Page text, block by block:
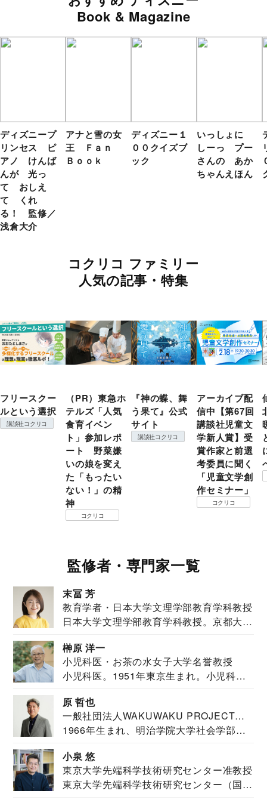
Book & Magazine
ディズニープ
リンセス ピ
アノ けんば
んが 光っ
て おしえ
て くれ
る！ 監修／
浅倉大介
アナと雪の女
王 Ｆａｎ
Ｂｏｏｋ
ディズニー１
００クイズブ
ック
いっしょに
しーっ プー
さんの あか
ちゃんえほん
コクリコ ファミリー
人気の記事・特集
フリースクー
ルという選択
講談社コクリコ
（PR）東急ホ
テルズ「人気
食育イベン
ト」参加レポ
ート 野菜嫌
いの娘を変え
た「もったい
ない！」の精
神
コクリコ
『神の蝶、舞
う果て』公式
サイト
講談社コクリコ
アーカイブ配
信中【第67回
講談社児童文
学新人賞】受
賞作家と前選
考委員に聞く
「児童文学創
作セミナー」
コクリコ
監修者・専門家一覧
末冨 芳
教育学者・日本大学文理学部教育学科教授
日本大学文理学部教育学科教授。京都大学
榊原 洋一
小児科医・お茶の水女子大学名誉教授
小児科医。1951年東京生まれ。小児科
原 哲也
一般社団法人WAKUWAKU PROJECT
JAPAN代表・言語聴覚士・社会福祉士
1966年生まれ、明治学院大学社会学部福
小泉 悠
東京大学先端科学技術研究センター准教授
東京大学先端科学技術研究センター（国際